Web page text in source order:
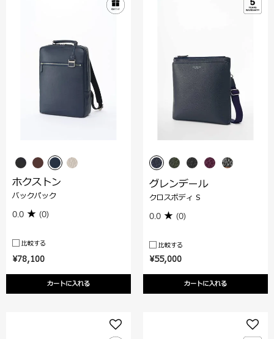
¥78,100
カートに入れる
ホクストン
バックパック
0.0 (0)
比較する
¥55,000
カートに入れる
グレンデール
クロスボディ S
0.0 (0)
比較する